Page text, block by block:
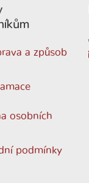
a způsob
osobních
podmínky